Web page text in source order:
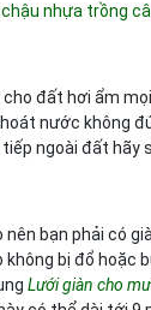
chậu nhựa trồng
đất hơi ẩm
nước không
ngoài đất hãy
bạn phải có
không bị đổ hoặc
Lưới giàn cho